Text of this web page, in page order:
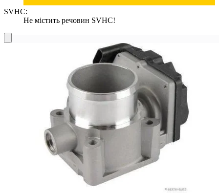
SVHC:
Не містить речовин SVHC!